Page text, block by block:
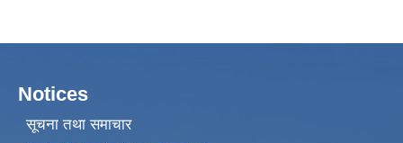
Notices
सूचना तथा समाचार